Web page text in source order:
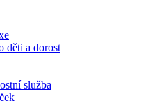
děti a dorost
služba